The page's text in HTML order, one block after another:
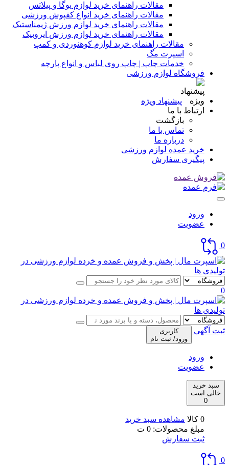
مقالات راهنمای خرید لوازم یوگا و پیلاتس
مقالات راهنمای خرید انواع کفپوش ورزشی
مقالات راهنمای خرید لوازم ورزش ژیمناستیک
مقالات راهنمای خرید لوازم ورزش ایروبیک
مقالات راهنمای خرید لوازم کوهنوردی و کمپ
اسپرت مگ
خدمات چاپ | چاپ روی لباس و انواع پارچه
فروشگاه لوازم ورزشی
پیشنهاد ویژه
ارتباط با ما
بازگشت
تماس با ما
درباره ما
خرید عمده لوازم ورزشی
پیگیری سفارش
ورود
عضویت
0
0
ثبت آگهی
کاربری
ورود/ ثبت نام
ورود
عضویت
سبد خرید
خالی است
0
0 کالا
مشاهده سبد خرید
مبلغ محصولات: 0 ت
ثبت سفارش
0